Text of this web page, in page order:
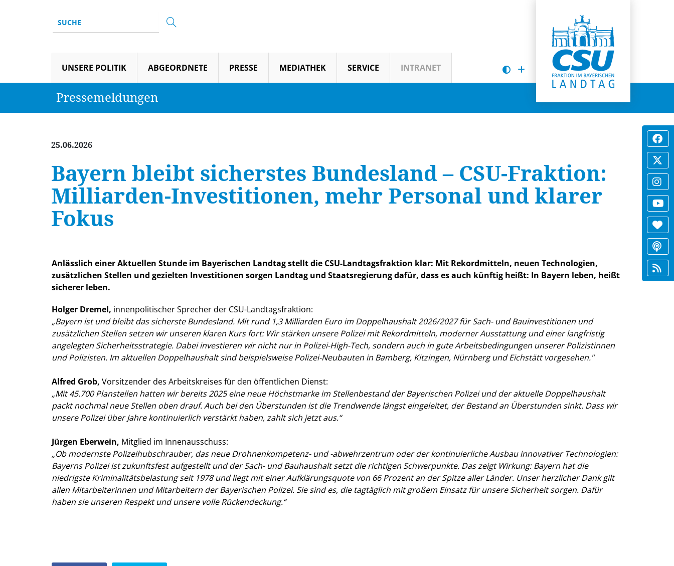
UNSERE POLITIK ABGEORDNETE PRESSE MEDIATHEK SERVICE INTRANET
Pressemeldungen
25.06.2026
Bayern bleibt sicherstes Bundesland – CSU-Fraktion:
Milliarden-Investitionen, mehr Personal und klarer
Fokus
Anlässlich einer Aktuellen Stunde im Bayerischen Landtag stellt die CSU-Landtagsfraktion klar: Mit Rekordmitteln, neuen Technologien,
zusätzlichen Stellen und gezielten Investitionen sorgen Landtag und Staatsregierung dafür, dass es auch künftig heißt: In Bayern leben, heißt
sicherer leben.
Holger Dremel, innenpolitischer Sprecher der CSU-Landtagsfraktion:
Bayern ist und bleibt das sicherste Bundesland. Mit rund 1,3 Milliarden Euro im Doppelhaushalt 2026/2027 für Sach- und Bauinvestitionen und
zusätzlichen Stellen setzen wir unseren klaren Kurs fort: Wir stärken unsere Polizei mit Rekordmitteln, moderner Ausstattung und einer langfristig
angelegten Sicherheitsstrategie. Dabei investieren wir nicht nur in Polizei-High-Tech, sondern auch in gute Arbeitsbedingungen unserer Polizistinnen
und Polizisten. Im aktuellen Doppelhaushalt sind beispielsweise Polizei-Neubauten in Bamberg, Kitzingen, Nürnberg und Eichstätt vorgesehen."
Alfred Grob, Vorsitzender des Arbeitskreises für den öffentlichen Dienst:
Mit 45.700 Planstellen hatten wir bereits 2025 eine neue Höchstmarke im Stellenbestand der Bayerischen Polizei und der aktuelle Doppelhaushalt
packt nochmal neue Stellen oben drauf. Auch bei den Überstunden ist die Trendwende längst eingeleitet, der Bestand an Überstunden sinkt. Dass wir
unsere Polizei über Jahre kontinuierlich verstärkt haben, zahlt sich jetzt aus.“
Jürgen Eberwein, Mitglied im Innenausschuss:
Ob modernste Polizeihubschrauber, das neue Drohnenkompetenz- und -abwehrzentrum oder der kontinuierliche Ausbau innovativer Technologien:
Bayerns Polizei ist zukunftsfest aufgestellt und der Sach- und Bauhaushalt setzt die richtigen Schwerpunkte. Das zeigt Wirkung: Bayern hat die
niedrigste Kriminalitätsbelastung seit 1978 und liegt mit einer Aufklärungsquote von 66 Prozent an der Spitze aller Länder. Unser herzlicher Dank gilt
allen Mitarbeiterinnen und Mitarbeitern der Bayerischen Polizei. Sie sind es, die tagtäglich mit großem Einsatz für unsere Sicherheit sorgen. Dafür
haben sie unseren Respekt und unsere volle Rückendeckung.“